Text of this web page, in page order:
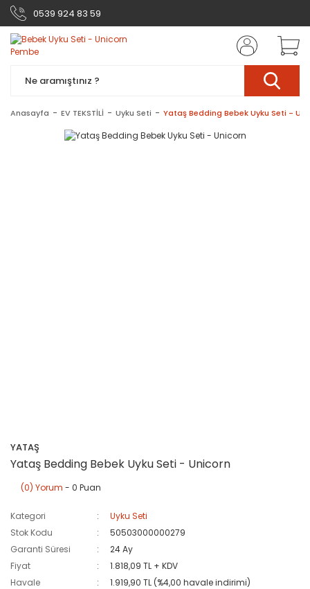
0539 924 83 59
Anasayfa EV TEKSTİLİ Uyku Seti Yataş Bedding Bebek Uyku Seti -
YATAŞ
Yataş Bedding Bebek Uyku Seti - Unicorn
(0) Yorum - 0 Puan
Kategori
Uyku Seti
Stok Kodu
50503000000279
Garanti Süresi
24 Ay
Fiyat
1.818,09 TL + KDV
Havale
1.919,90 TL (%4,00 havale indirimi)